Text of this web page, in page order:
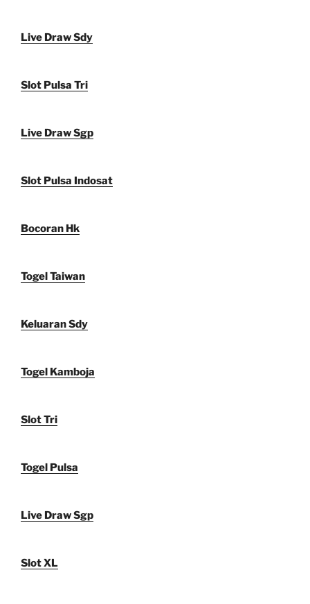
Live Draw Sdy
Slot Pulsa Tri
Live Draw Sgp
Slot Pulsa Indosat
Bocoran Hk
Togel Taiwan
Keluaran Sdy
Togel Kamboja
Slot Tri
Togel Pulsa
Live Draw Sgp
Slot XL